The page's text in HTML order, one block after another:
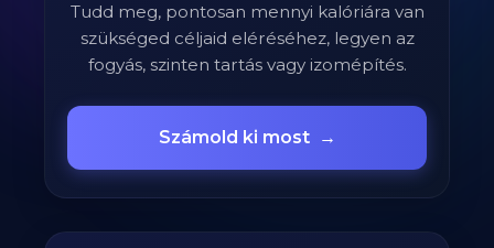
Tudd meg, pontosan mennyi kalóriára van
szükséged céljaid eléréséhez, legyen az
fogyás, szinten tartás vagy izomépítés.
Számold ki most →